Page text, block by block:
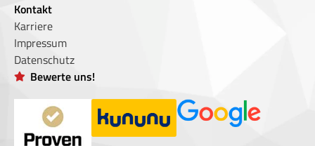
Kontakt
Karriere
Impressum
Datenschutz
Bewerte uns!